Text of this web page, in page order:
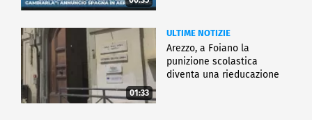
01:33
ULTIME NOTIZIE
Arezzo, a Foiano la
punizione scolastica
diventa una rieducazione